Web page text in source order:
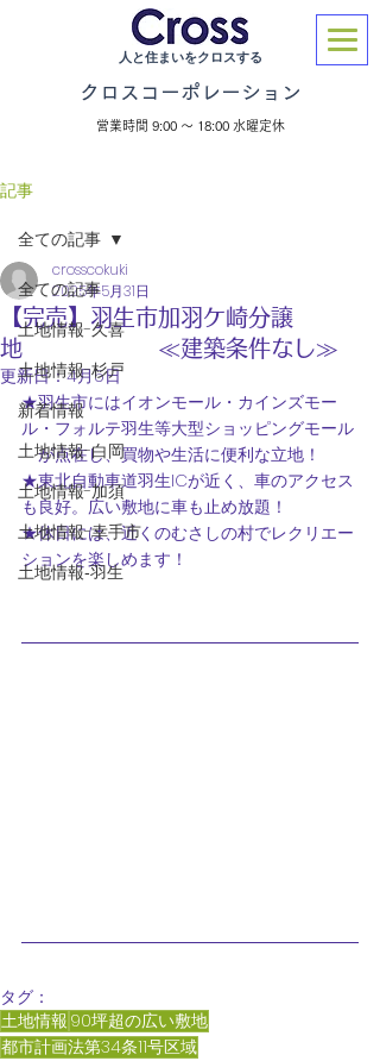
人と住まいをクロスする
クロスコーポレーション
営業時間 9:00 ～ 18:00 水曜定休
記事
全ての記事
土地情報-久喜
土地情報-杉戸
新着情報
土地情報-白岡
土地情報-加須
土地情報-幸手市
土地情報‐羽生
全ての記事
【完売】羽生市加羽ケ崎分譲
地 ≪建築条件なし≫
crosscokuki
2025年5月31日
更新日：4月5日
★羽生市にはイオンモール・カインズモー
ル・フォルテ羽生等大型ショッピングモール
が点在し、買物や生活に便利な立地！
★東北自動車道羽生ICが近く、車のアクセス
も良好。広い敷地に車も止め放題！
★休日には、近くのむさしの村でレクリエー
ションを楽しめます！
タグ：
土地情報 90坪超の広い敷地
都市計画法第34条11号区域